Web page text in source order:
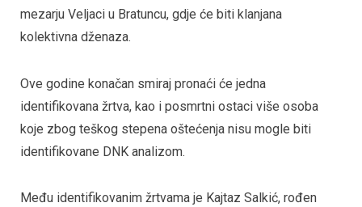
mezarju Veljaci u Bratuncu, gdje će biti klanjana
kolektivna dženaza.
Ove godine konačan smiraj pronaći će jedna
identifikovana žrtva, kao i posmrtni ostaci više osoba
koje zbog teškog stepena oštećenja nisu mogle biti
identifikovane DNK analizom.
Među identifikovanim žrtvama je Kajtaz Salkić, rođen